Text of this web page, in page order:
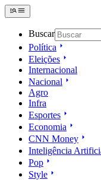
Buscar
Política
Eleições
Internacional
Nacional
Agro
Infra
Esportes
Economia
CNN Money
Inteligência
Pop
Style